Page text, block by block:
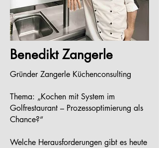
Benedikt Zangerle
Gründer Zangerle Küchenconsulting
Thema: „Kochen mit System im
Golfrestaurant – Prozessoptimierung als
Chance?“
Welche Herausforderungen gibt es heute